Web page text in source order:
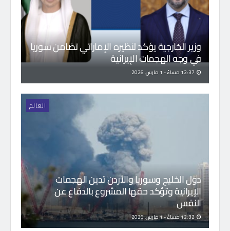
وزير الخارجية يؤكد لنظيره الإماراتي تضامن سوريا
في وجه الهجمات الإيرانية
العالم
دول الخليج وسوريا والأردن تدين الهجمات
الإيرانية وتؤكد حقها المشروع بالدفاع عن
النفس
12:32 مساءً - 1 مارس, 2026